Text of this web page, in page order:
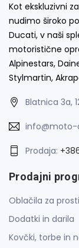
Kot ekskluzivni
nudimo široko
Ducati, v naši
motoristične
Alpinestars,
Stylmartin,
Blatnica 3a,
info@moto-
Prodaja:
Prodajni
Oblačila za
Dodatki in darila
Kovčki, torbe in